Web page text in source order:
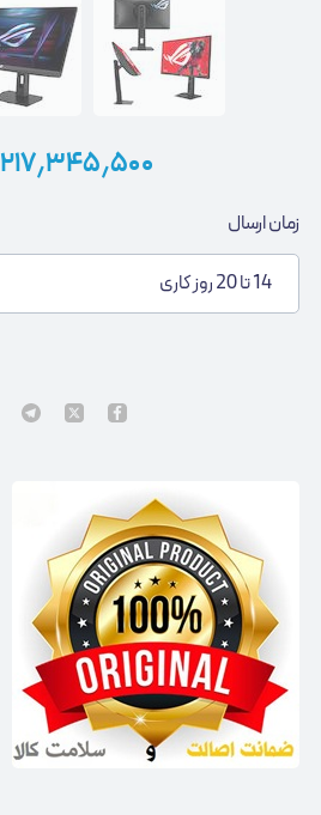
۲۱۷٫۳۴۵٫۵۰۰
زمان ارسال
14 تا 20 روز کاری